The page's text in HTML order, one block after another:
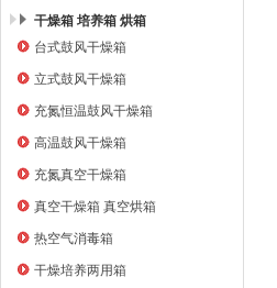
上海右一仪器有限公司
干燥箱 培养箱 烘箱
台式鼓风干燥箱
立式鼓风干燥箱
充氮恒温鼓风干燥箱
高温鼓风干燥箱
充氮真空干燥箱
真空干燥箱 真空烘箱
热空气消毒箱
干燥培养两用箱